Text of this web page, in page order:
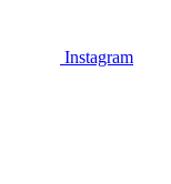
Instagram